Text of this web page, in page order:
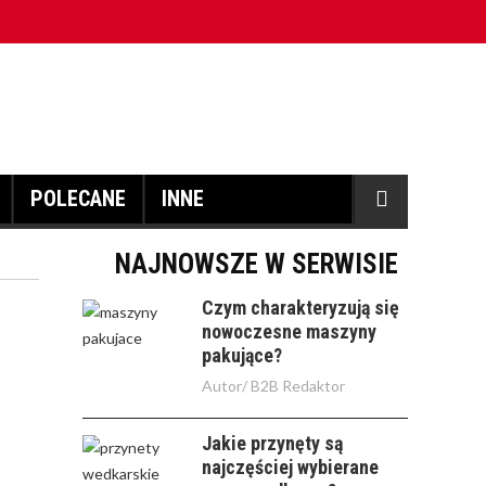
POLECANE INNE
NAJNOWSZE W SERWISIE
Czym charakteryzują się
nowoczesne maszyny
pakujące?
Autor/ B2B Redaktor
Jakie przynęty są
najczęściej wybierane